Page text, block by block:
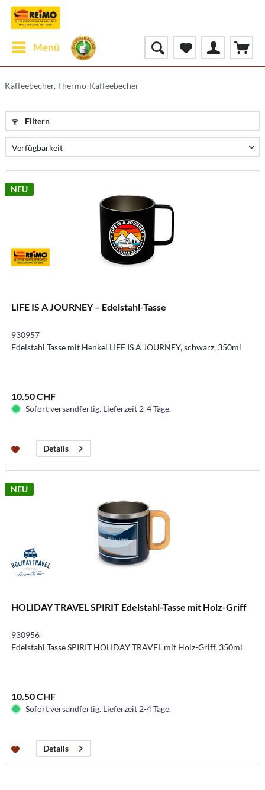
Menü
Kaffeebecher, Thermo-Kaffeebecher
Filtern
NEU
LIFE IS A JOURNEY – Edelstahl-Tasse
930957
Edelstahl Tasse mit Henkel LIFE IS A JOURNEY, schwarz, 350ml
10.50 CHF
Sofort versandfertig. Lieferzeit 2-4 Tage.
Details
NEU
HOLIDAY TRAVEL SPIRIT Edelstahl-Tasse mit Holz-Griff
930956
Edelstahl Tasse SPIRIT HOLIDAY TRAVEL mit Holz-Griff, 350ml
10.50 CHF
Sofort versandfertig. Lieferzeit 2-4 Tage.
Details